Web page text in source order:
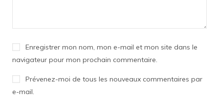
Enregistrer mon nom, mon e-mail et mon site dans le
navigateur pour mon prochain commentaire.
Prévenez-moi de tous les nouveaux commentaires par
e-mail.